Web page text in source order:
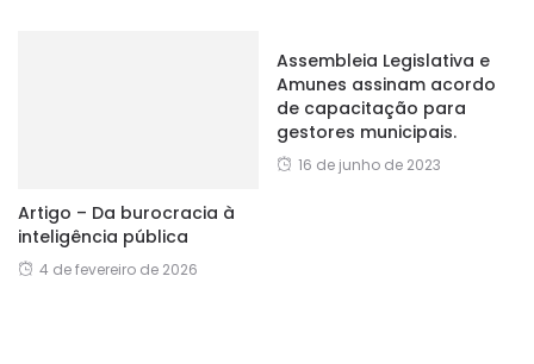
Artigo – Da burocracia à
inteligência pública
4 de fevereiro de 2026
Assembleia Legislativa e
Amunes assinam acordo
de capacitação para
gestores municipais.
16 de junho de 2023